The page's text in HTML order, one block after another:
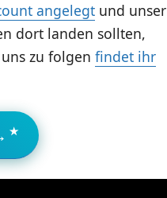
angelegtund unser
dort landen sollten,
zu folgen findet ihr